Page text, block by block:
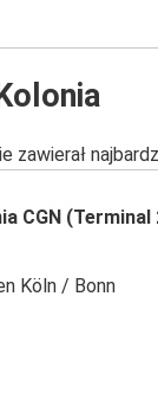
zawierał
CGN (Terminal
Köln / Bonn